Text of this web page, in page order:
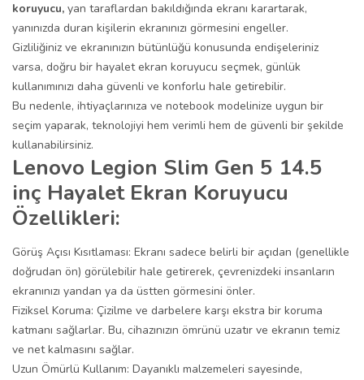
koruyucu, yan taraflardan bakıldığında ekranı karartarak,
yanınızda duran kişilerin ekranınızı görmesini engeller.
Gizliliğiniz ve ekranınızın bütünlüğü konusunda endişeleriniz
varsa, doğru bir hayalet ekran koruyucu seçmek, günlük
kullanımınızı daha güvenli ve konforlu hale getirebilir.
Bu nedenle, ihtiyaçlarınıza ve notebook modelinize uygun bir
seçim yaparak, teknolojiyi hem verimli hem de güvenli bir şekilde
kullanabilirsiniz.
Lenovo Legion Slim Gen 5 14.5
inç Hayalet Ekran Koruyucu
Özellikleri:
Görüş Açısı Kısıtlaması: Ekranı sadece belirli bir açıdan (genellikle
doğrudan ön) görülebilir hale getirerek, çevrenizdeki insanların
ekranınızı yandan ya da üstten görmesini önler.
Fiziksel Koruma: Çizilme ve darbelere karşı ekstra bir koruma
katmanı sağlarlar. Bu, cihazınızın ömrünü uzatır ve ekranın temiz
ve net kalmasını sağlar.
Uzun Ömürlü Kullanım: Dayanıklı malzemeleri sayesinde,